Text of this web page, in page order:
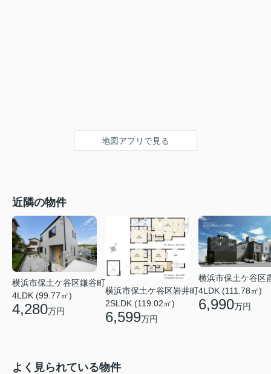
地図アプリで見る
近隣の物件
横浜市保土ケ谷区鎌谷町
4LDK (99.77㎡)
4,280万円
横浜市保土ケ谷区岩井町
2SLDK (119.02㎡)
6,599万円
横浜市保土ケ谷区
4LDK (111.78㎡)
6,990万円
よく見られている物件